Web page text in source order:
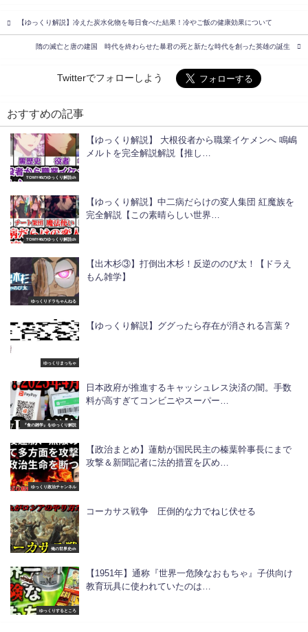
【ゆっくり解説】冷えた炭水化物を毎日食べた結果！冷やご飯の健康効果について
隋の滅亡と唐の建国 時代を終わらせた暴君の死と新たな時代を創った英雄の誕生
Twitterでフォローしよう
おすすめの記事
TOMY46のゆっくり解説ch
【ゆっくり解説】 大根役者から職業イケメンへ 鳴嶋
メルトを完全解説解説【推し…
TOMY46のゆっくり解説ch
【ゆっくり解説】中二病だらけの変人集団 紅魔族を
完全解説【この素晴らしい世界…
ゆっくりドラちゃんねる
【出木杉③】打倒出木杉！反逆ののび太！【ドラえ
もん雑学】
ゆっくりまっちゃ
【ゆっくり解説】ググったら存在が消される言葉？
『食の雑学』をゆっくり解説
日本政府が推進するキャッシュレス決済の闇。手数
料が高すぎてコンビニやスーパー…
ゆっくり政治チャンネル
【政治まとめ】蓮舫が国民民主の榛葉幹事長にまで
攻撃＆新聞記者に法的措置を仄め…
俺の世界史ch
コーカサス戦争 圧倒的な力でねじ伏せる
ゆっくりするところ
【1951年】通称『世界一危険なおもちゃ』子供向け
教育玩具に使われていたのは…